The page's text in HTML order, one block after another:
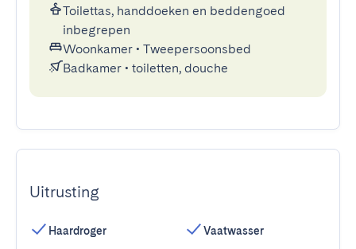
Toilettas, handdoeken en beddengoed
inbegrepen
Woonkamer • Tweepersoonsbed
Badkamer • toiletten, douche
Uitrusting
Haardroger
Vaatwasser